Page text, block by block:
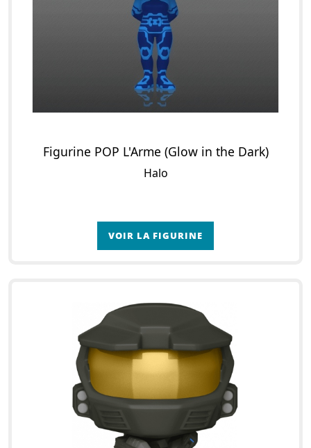
Figurine POP L'Arme (Glow in the Dark)
Halo
VOIR LA FIGURINE